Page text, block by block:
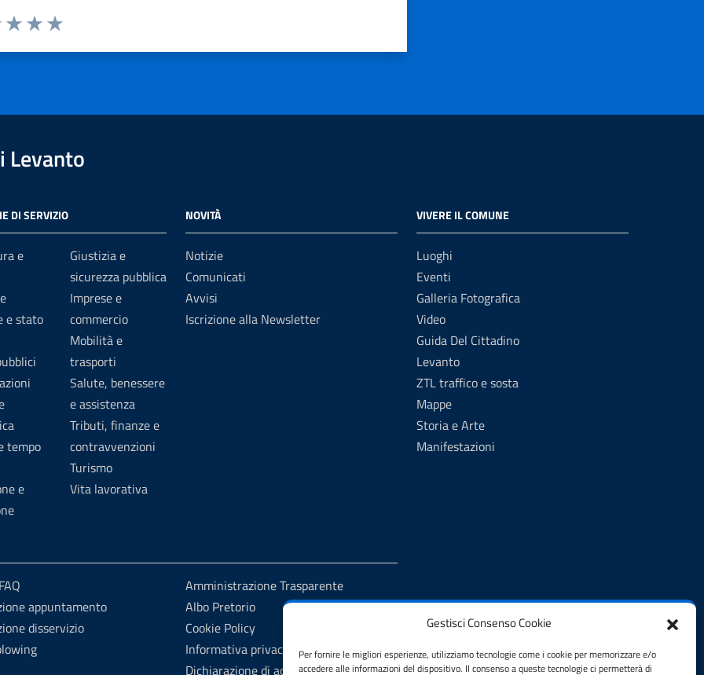
Gestisci Consenso Cookie
Per fornire le migliori esperienze, utilizziamo tecnologie come i cookie per memorizzare e/o
accedere alle informazioni del dispositivo. Il consenso a queste tecnologie ci permetterà di
Levanto
DI SERVIZIO
e
e stato
tempo
e
Giustizia e
sicurezza pubblica
Imprese e
commercio
Mobilità e
trasporti
Salute, benessere
e assistenza
Tributi, finanze e
contravvenzioni
Turismo
Vita lavorativa
NOVITÀ
Notizie
Comunicati
Avvisi
Iscrizione alla Newsletter
VIVERE IL COMUNE
Luoghi
Eventi
Galleria Fotografica
Video
Guida Del Cittadino
Levanto
ZTL traffico e sosta
Mappe
Storia e Arte
Manifestazioni
appuntamento
disservizio
Amministrazione Trasparente
Albo Pretorio
Cookie Policy
Informativa privacy
Dichiarazione di accessibilità